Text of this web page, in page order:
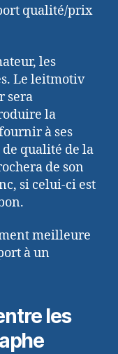
qualité/prix
les
Le leitmotiv
sera
la
à ses
de qualité de la
de son
si celui-ci est
meilleure
à un
les